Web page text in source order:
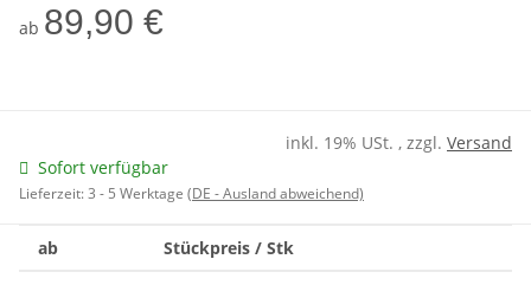
ab 89,90 €
inkl. 19% USt. , zzgl. Versand
Sofort verfügbar
Lieferzeit:3 - 5 Werktage (DE - Ausland abweichend)
ab Stückpreis / Stk